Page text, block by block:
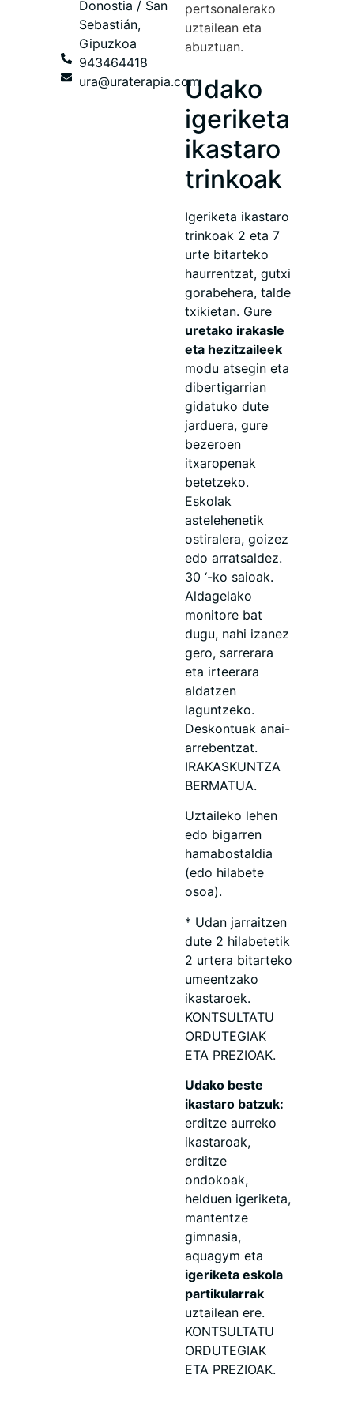
Donostia / San
Sebastián,
Gipuzkoa
943464418
ura@uraterapia.com
pertsonalerako
uztailean eta
abuztuan.
Udako
igeriketa
ikastaro
trinkoak
Igeriketa ikastaro
trinkoak 2 eta 7
urte bitarteko
haurrentzat, gutxi
gorabehera, talde
txikietan. Gure
uretako irakasle
eta hezitzaileek
modu atsegin eta
dibertigarrian
gidatuko dute
jarduera, gure
bezeroen
itxaropenak
betetzeko.
Eskolak
astelehenetik
ostiralera, goizez
edo arratsaldez.
30 ‘-ko saioak.
Aldagelako
monitore bat
dugu, nahi izanez
gero, sarrerara
eta irteerara
aldatzen
laguntzeko.
Deskontuak anai-
arrebentzat.
IRAKASKUNTZA
BERMATUA.
Uztaileko lehen
edo bigarren
hamabostaldia
(edo hilabete
osoa).
* Udan jarraitzen
dute 2 hilabetetik
2 urtera bitarteko
umeentzako
ikastaroek.
KONTSULTATU
ORDUTEGIAK
ETA PREZIOAK.
Udako beste
ikastaro batzuk:
erditze aurreko
ikastaroak,
erditze
ondokoak,
helduen igeriketa,
mantentze
gimnasia,
aquagym eta
igeriketa eskola
partikularrak
uztailean ere.
KONTSULTATU
ORDUTEGIAK
ETA PREZIOAK.